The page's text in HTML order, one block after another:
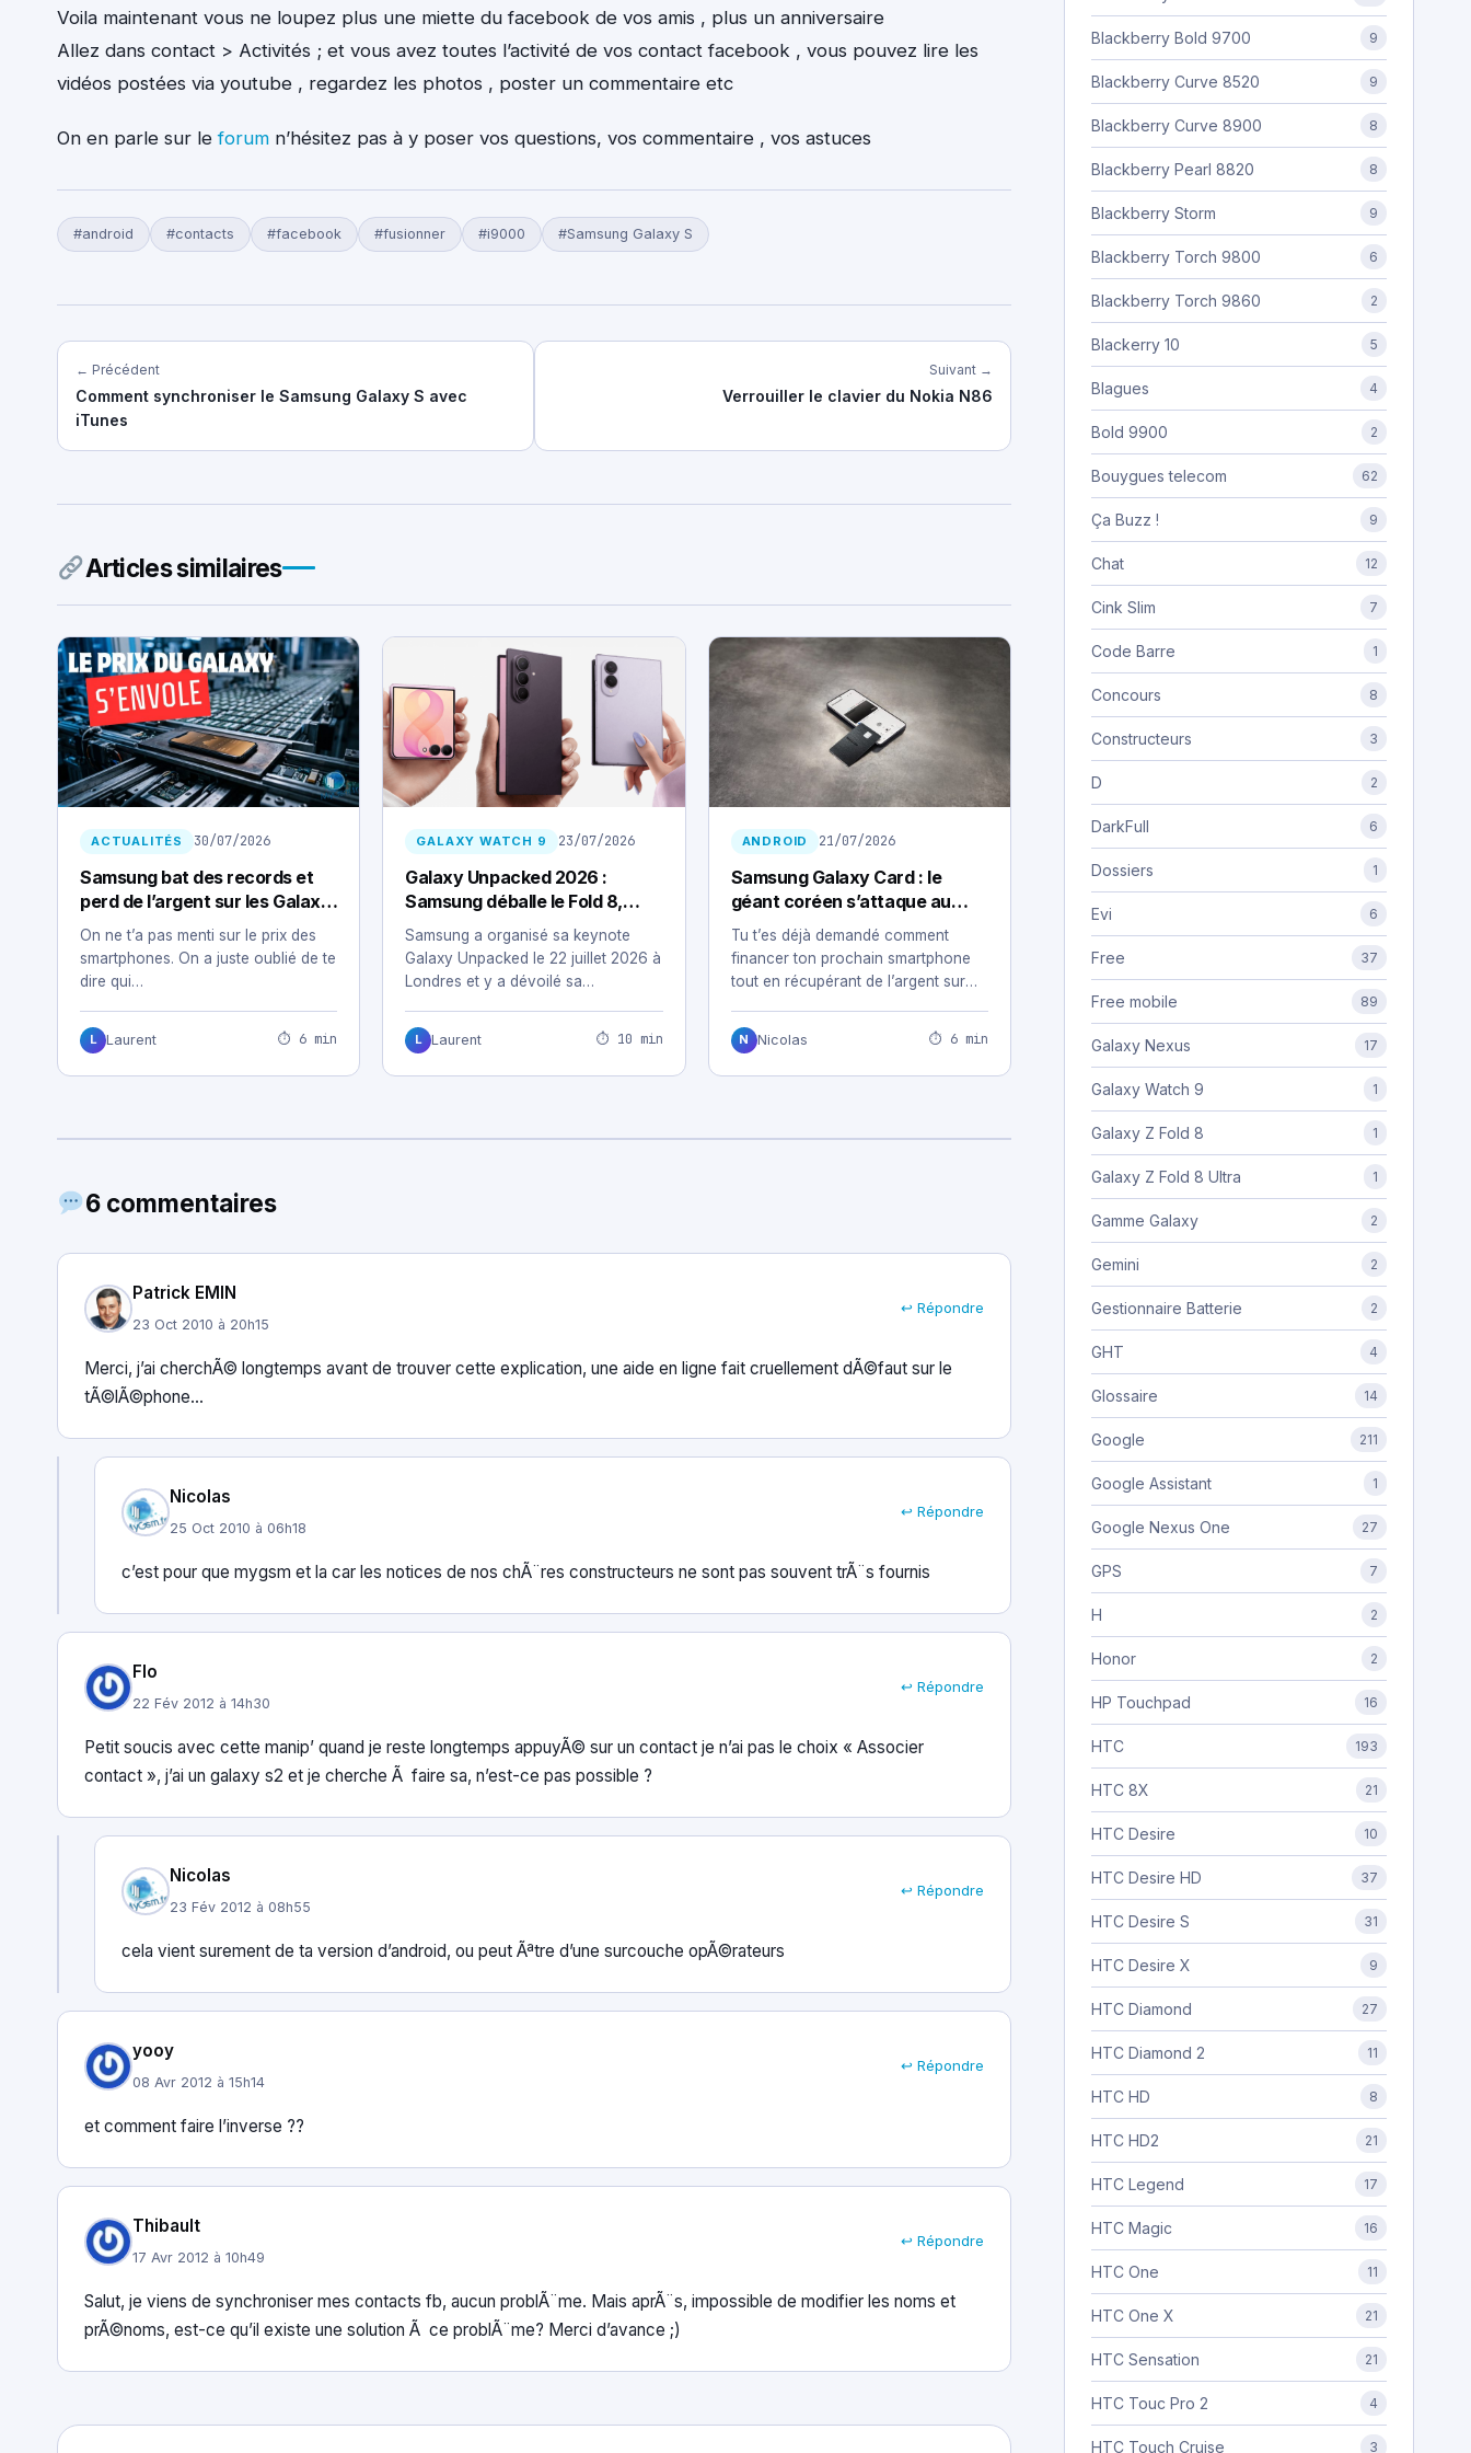
Voila maintenant vous ne loupez plus une miette du facebook de vos amis , plus un anniversaire
Allez dans contact > Activités ; et vous avez toutes l’activité de vos contact facebook , vous pouvez lire les
vidéos postées via youtube , regardez les photos , poster un commentaire etc
On en parle sur leforum n’hésitez pas à y poser vos questions, vos commentaire , vos astuces
#android #contacts #facebook #fusionner #i9000 #Samsung Galaxy S
← Précédent
Comment synchroniser le Samsung Galaxy S avec
iTunes
Suivant →
Verrouiller le clavier du Nokia N86
Articles similaires
ACTUALITÉS 30/07/2026
Samsung bat des records et
perd de l’argent sur les Galaxy
: la mémoire IA dévore ton
smartphone
On ne t’a pas menti sur le prix des
smartphones. On a juste oublié de te
dire qui…
L Laurent ⏱ 6 min
GALAXY WATCH 9 23/07/2026
Galaxy Unpacked 2026 :
Samsung déballe le Fold 8,
l’Ultra, le Flip 8 et la Watch 9
Samsung a organisé sa keynote
Galaxy Unpacked le 22 juillet 2026 à
Londres et y a dévoilé sa…
L Laurent ⏱ 10 min
ANDROID 21/07/2026
Samsung Galaxy Card : le
géant coréen s’attaque au
secteur bancaire
Tu t’es déjà demandé comment
financer ton prochain smartphone
tout en récupérant de l’argent sur
N Nicolas ⏱ 6 min
6 commentaires
Patrick EMIN
23 Oct 2010 à 20h15
↩ Répondre
Merci, j’ai cherchÃ© longtemps avant de trouver cette explication, une aide en ligne fait cruellement dÃ©faut sur le
tÃ©lÃ©phone…
Nicolas
25 Oct 2010 à 06h18
↩ Répondre
c’est pour que mygsm et la car les notices de nos chÃ¨res constructeurs ne sont pas souvent trÃ¨s fournis
Flo
22 Fév 2012 à 14h30
↩ Répondre
Petit soucis avec cette manip’ quand je reste longtemps appuyÃ© sur un contact je n’ai pas le choix « Associer
contact », j’ai un galaxy s2 et je cherche Ã faire sa, n’est-ce pas possible ?
Nicolas
23 Fév 2012 à 08h55
↩ Répondre
cela vient surement de ta version d’android, ou peut Ãªtre d’une surcouche opÃ©rateurs
yooy
08 Avr 2012 à 15h14
↩ Répondre
et comment faire l’inverse ??
Thibault
17 Avr 2012 à 10h49
↩ Répondre
Salut, je viens de synchroniser mes contacts fb, aucun problÃ¨me. Mais aprÃ¨s, impossible de modifier les noms et
prÃ©noms, est-ce qu’il existe une solution Ã ce problÃ¨me? Merci d’avance ;)
Blackberry Bold 9700 9
Blackberry Curve 8520 9
Blackberry Curve 8900 8
Blackberry Pearl 8820 8
Blackberry Storm 9
Blackberry Torch 9800 6
Blackberry Torch 9860 2
Blackerry 10 5
Blagues 4
Bold 9900 2
Bouygues telecom 62
Ça Buzz ! 9
Chat 12
Cink Slim 7
Code Barre 1
Concours 8
Constructeurs 3
D 2
DarkFull 6
Dossiers 1
Evi 6
Free 37
Free mobile 89
Galaxy Nexus 17
Galaxy Watch 9 1
Galaxy Z Fold 8 1
Galaxy Z Fold 8 Ultra 1
Gamme Galaxy 2
Gemini 2
Gestionnaire Batterie 2
GHT 4
Glossaire 14
Google 211
Google Assistant 1
Google Nexus One 27
GPS 7
H 2
Honor 2
HP Touchpad 16
HTC 193
HTC 8X 21
HTC Desire 10
HTC Desire HD 37
HTC Desire S 31
HTC Desire X 9
HTC Diamond 27
HTC Diamond 2 11
HTC HD 8
HTC HD2 21
HTC Legend 17
HTC Magic 16
HTC One 11
HTC One X 21
HTC Sensation 21
HTC Touc Pro 2 4
HTC Touch Cruise 3